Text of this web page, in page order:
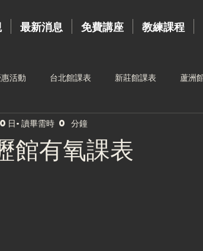
最新消息 免費講座 教練課程
活動 台北館課表 新莊館課表 蘆洲
高雄館課表 運動按摩
有氧課表
日 讀畢需時 0 分鐘